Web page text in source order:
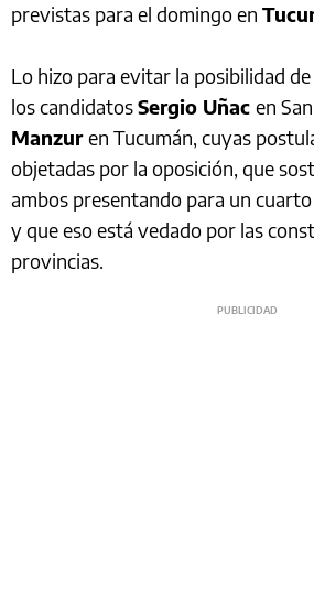
previstas para el domingo en
Lo hizo para evitar la posibilidad
los candidatosSergio Uñac en
Manzuren Tucumán, cuyas
objetadas por la oposición, que
ambos presentando para un
y que eso está vedado por las
provincias.